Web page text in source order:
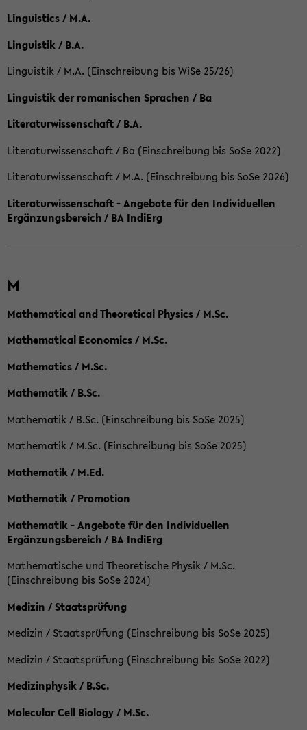
Linguistics / M.A.
Linguistik / B.A.
Linguistik / M.A. (Einschreibung bis WiSe 25/26)
Linguistik der romanischen Sprachen / Ba
Literaturwissenschaft / B.A.
Literaturwissenschaft / Ba (Einschreibung bis SoSe 2022)
Literaturwissenschaft / M.A. (Einschreibung bis SoSe 2026)
Literaturwissenschaft - Angebote für den Individuellen
Ergänzungsbereich / BA IndiErg
M
Mathematical and Theoretical Physics / M.Sc.
Mathematical Economics / M.Sc.
Mathematics / M.Sc.
Mathematik / B.Sc.
Mathematik / B.Sc. (Einschreibung bis SoSe 2025)
Mathematik / M.Sc. (Einschreibung bis SoSe 2025)
Mathematik / M.Ed.
Mathematik / Promotion
Mathematik - Angebote für den Individuellen
Ergänzungsbereich / BA IndiErg
Mathematische und Theoretische Physik / M.Sc.
(Einschreibung bis SoSe 2024)
Medizin / Staatsprüfung
Medizin / Staatsprüfung (Einschreibung bis SoSe 2025)
Medizin / Staatsprüfung (Einschreibung bis SoSe 2022)
Medizinphysik / B.Sc.
Molecular Cell Biology / M.Sc.